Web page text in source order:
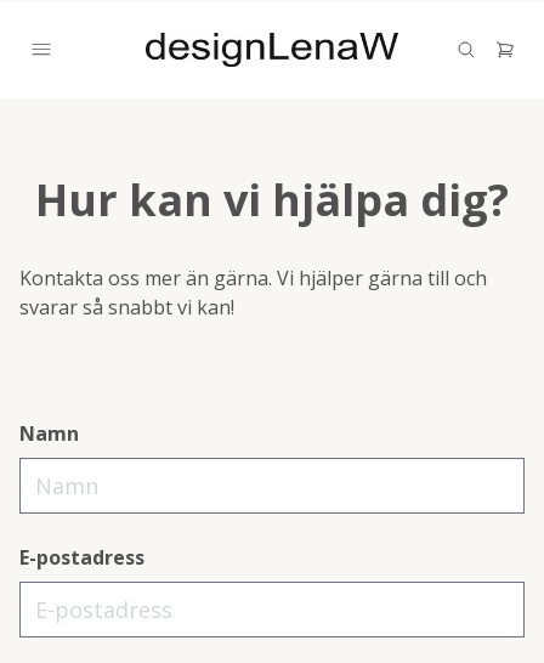
Hur kan vi hjälpa dig?
Kontakta oss mer än gärna. Vi hjälper gärna till och
svarar så snabbt vi kan!
Namn
E-postadress